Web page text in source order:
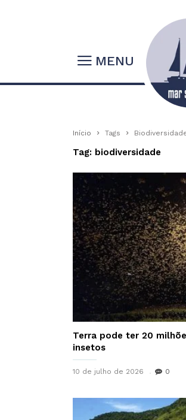
MENU
Início Tags
Tag: biodiversidade
Terra pode ter 20
insetos
10 de julho de 2026 0